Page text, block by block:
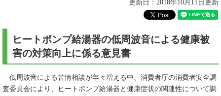
更新日：2018年10月11日更新
ヒートポンプ給湯器の低周波音による健康被
害の対策向上に係る意見書
低周波音による苦情相談が年々増える中、消費者庁の消費者安全調
査委員会により、ヒートポンプ給湯器と健康症状の関連性について調